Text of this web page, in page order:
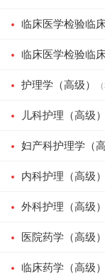
临床医学检验临
临床医学检验临
护理学（高级）
儿科护理（高级）
妇产科护理学（高
内科护理（高级）
外科护理（高级）
医院药学（高级）
临床药学（高级）